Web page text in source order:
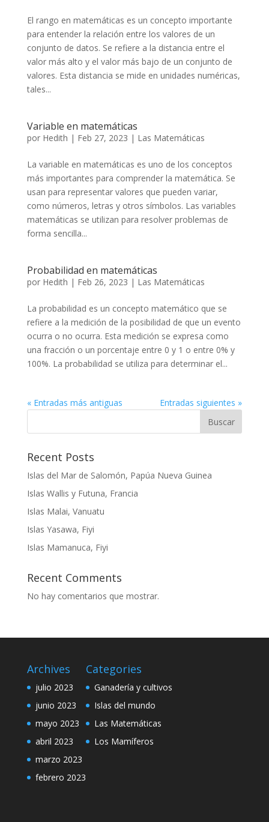
El rango en matemáticas es un concepto importante
para entender la relación entre los valores de un
conjunto de datos. Se refiere a la distancia entre el
valor más alto y el valor más bajo de un conjunto de
valores. Esta distancia se mide en unidades numéricas,
tales...
Variable en matemáticas
por Hedith | Feb 27, 2023 | Las Matemáticas
La variable en matemáticas es uno de los conceptos
más importantes para comprender la matemática. Se
usan para representar valores que pueden variar,
como números, letras y otros símbolos. Las variables
matemáticas se utilizan para resolver problemas de
forma sencilla...
Probabilidad en matemáticas
por Hedith | Feb 26, 2023 | Las Matemáticas
La probabilidad es un concepto matemático que se
refiere a la medición de la posibilidad de que un evento
ocurra o no ocurra. Esta medición se expresa como
una fracción o un porcentaje entre 0 y 1 o entre 0% y
100%. La probabilidad se utiliza para determinar el...
« Entradas más antiguas
Entradas siguientes »
Buscar
Recent Posts
Islas del Mar de Salomón, Papúa Nueva Guinea
Islas Wallis y Futuna, Francia
Islas Malai, Vanuatu
Islas Yasawa, Fiyi
Islas Mamanuca, Fiyi
Recent Comments
No hay comentarios que mostrar.
Archives
julio 2023
junio 2023
mayo 2023
abril 2023
marzo 2023
febrero 2023
Categories
Ganadería y cultivos
Islas del mundo
Las Matemáticas
Los Mamíferos